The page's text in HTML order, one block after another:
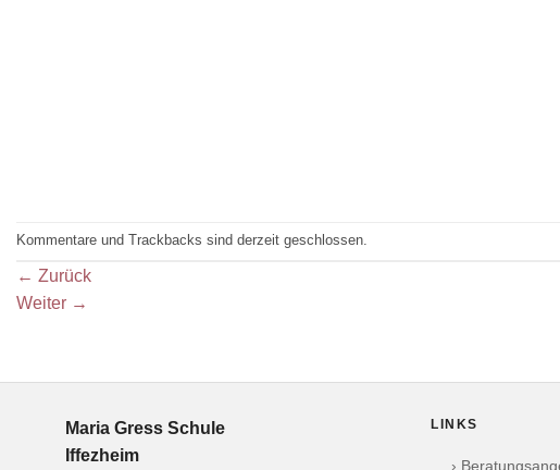
Kommentare und Trackbacks sind derzeit geschlossen.
← Zurück
Weiter →
Maria Gress Schule
Iffezheim
LINKS
›